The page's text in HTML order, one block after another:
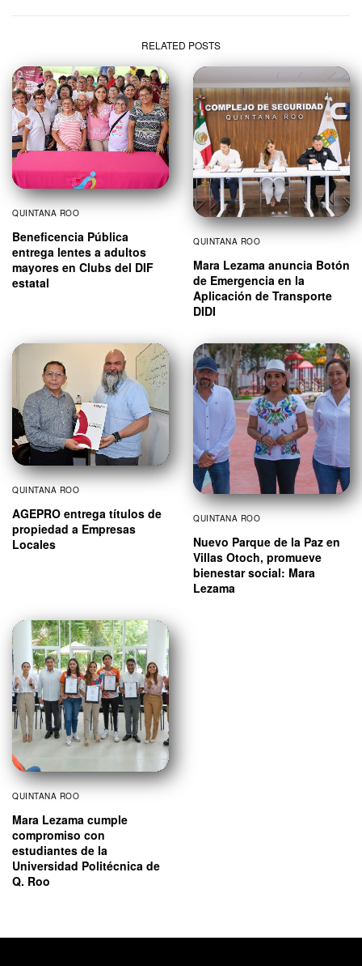
RELATED POSTS
QUINTANA ROO
Beneficencia Pública
entrega lentes a adultos
mayores en Clubs del DIF
estatal
QUINTANA ROO
Mara Lezama anuncia Botón
de Emergencia en la
Aplicación de Transporte
DIDI
QUINTANA ROO
AGEPRO entrega títulos de
propiedad a Empresas
Locales
QUINTANA ROO
Nuevo Parque de la Paz en
Villas Otoch, promueve
bienestar social: Mara
Lezama
QUINTANA ROO
Mara Lezama cumple
compromiso con
estudiantes de la
Universidad Politécnica de
Q. Roo